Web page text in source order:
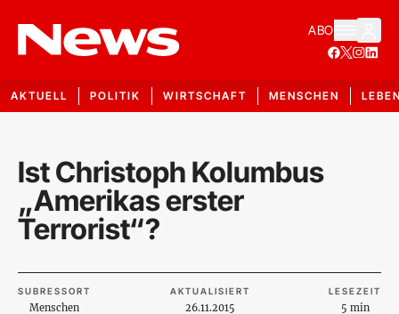
ABO
AKTUELL POLITIK WIRTSCHAFT MENSCHEN
Ist Christoph Kolumbus
„Amerikas erster
Terrorist“?
SUBRESSORT
Menschen
AKTUALISIERT
26.11.2015
LESEZEIT
5 min